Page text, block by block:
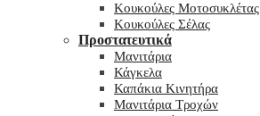
Κουκούλες Μοτοσυκλέτας
Κουκούλες Σέλας
Προστατευτικά
Μανιτάρια
Κάγκελα
Καπάκια Κινητήρα
Μανιτάρια Τροχών